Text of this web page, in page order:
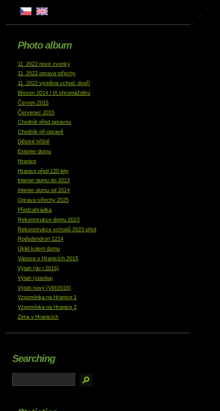
Photo album
11_2022 nové zvonky
11_2022 oprava střechy
11_2022 výměna vchod. dveří
Březen 2014 / IX.shromáždění
Červen 2015
Červenec 2015
Chodník před opravou
Chodník při opravě
Dětské hřiště
Exterier domu
Hranice
Hranice před 120 lety
Interier domu do 2013
Interier domu od 2014
Oprava střechy 2025
Předzahrádka
Rekonstrukce domu 2023
Rekonstrukce schodů 2023 před
Rododendron 1214
Úklid kolem domu
Vánoce v Hranicích 2015
Výtah (do r.2016)
Výtah (stavba)
Výtah nový (VIII/2016)
Vzpomínka na Hranice 1
Vzpomínka na Hranice 2
Zima v Hranicích
Searching